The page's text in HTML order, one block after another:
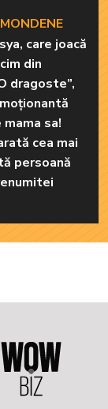
care joacă
din
dragoste”,
sa!
cea mai
persoană